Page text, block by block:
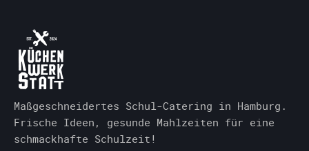
Maßgeschneidertes Schul-Catering in Hamburg.
Frische Ideen, gesunde Mahlzeiten für eine
schmackhafte Schulzeit!